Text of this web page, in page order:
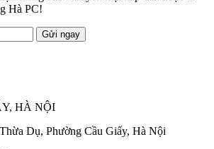
Hà PC!
Gửi ngay
HÀ NỘI
Dụ, Phường Cầu Giấy, Hà Nội